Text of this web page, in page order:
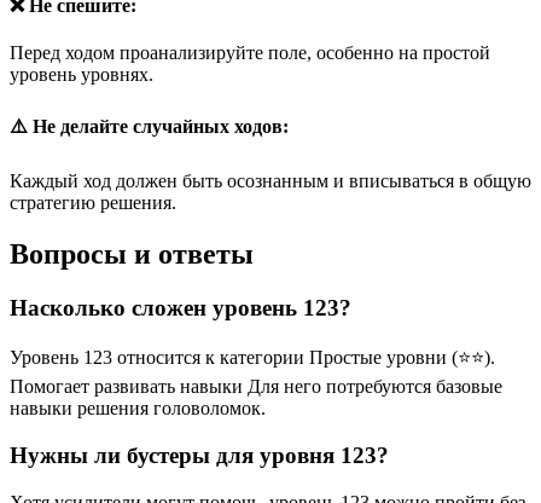
❌ Не спешите:
Перед ходом проанализируйте поле, особенно на простой
уровень уровнях.
⚠️ Не делайте случайных ходов:
Каждый ход должен быть осознанным и вписываться в общую
стратегию решения.
Вопросы и ответы
Насколько сложен уровень 123?
Уровень 123 относится к категории Простые уровни (⭐⭐).
Помогает развивать навыки Для него потребуются базовые
навыки решения головоломок.
Нужны ли бустеры для уровня 123?